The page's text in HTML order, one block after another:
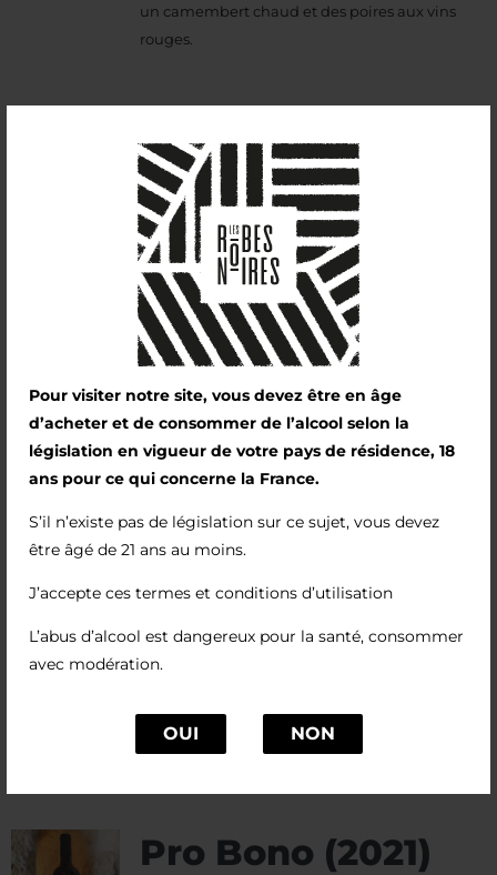
Pour visiter notre site, vous devez être en âge
d’acheter et de consommer de l’alcool selon la
législation en vigueur de votre pays de résidence, 18
ans pour ce qui concerne la France.
S’il n’existe pas de législation sur ce sujet, vous devez
être âgé de 21 ans au moins.
J’accepte ces termes et conditions d’utilisation
L’abus d’alcool est dangereux pour la santé, consommer
avec modération.
OUI NON
un camembert chaud et des poires aux vins
rouges.
Sui Generis (2022)
13,00€
11,5%vol
Nouveauté du millésime 2022, ce vin à la robe
paille est un subtil résultat de la macération
d’un viognier.
Le nez est puissant, sur un registre de
de foin. La bouche a un joli relief, sans excès et
avec de la fraicheur.
Ce vin accompagne avec bonheur un carré de
porc au curry, des asperges fraiches
accompagnées d’une sauce mousseline.
Pro Bono (2021)